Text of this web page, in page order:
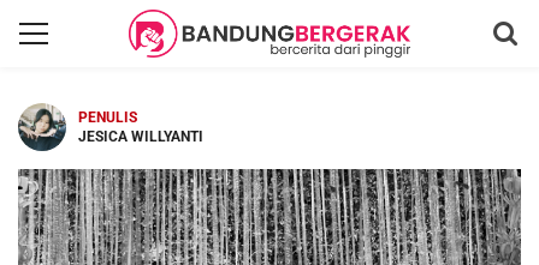
PENULIS
JESICA WILLYANTI